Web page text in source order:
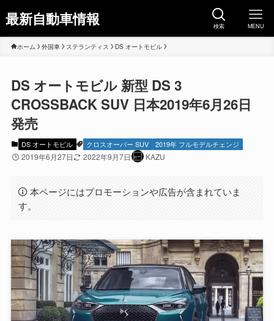
最新自動車情報 検索 MENU
ホーム 外国車 ステランティス DS オートモビル
DS オートモビル 新型 DS 3
CROSSBACK SUV 日本2019年6月26日
発売
DS オートモビル クロスオーバー SUV 2019年 フルモデルチェンジ
2019年6月27日 2022年9月7日 KAZU
本ページにはプロモーションや広告が含まれていま
す。